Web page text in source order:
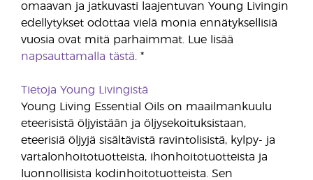
omaavan ja jatkuvasti laajentuvan Young Livingin
edellytykset odottaa vielä monia ennätyksellisiä
vuosia ovat mitä parhaimmat. Lue lisää
napsauttamalla tästä . *
Tietoja Young Livingistä
Young Living Essential Oils on maailmankuulu
eteerisistä öljyistään ja öljysekoituksistaan,
eteerisiä öljyjä sisältävistä ravintolisistä, kylpy- ja
vartalonhoitotuotteista, ihonhoitotuotteista ja
luonnollisista kodinhoitotuotteista. Sen